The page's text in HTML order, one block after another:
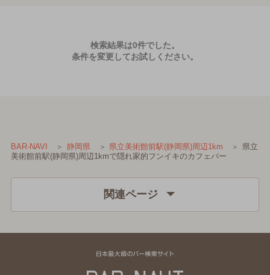
検索結果は0件でした。
条件を変更してお試しください。
BAR-NAVI 静岡県 県立美術館前駅(静岡県)周辺1km
県立
美術館前駅(静岡県)周辺1kmで隠れ家的フンイキのカフェバー
関連ページ